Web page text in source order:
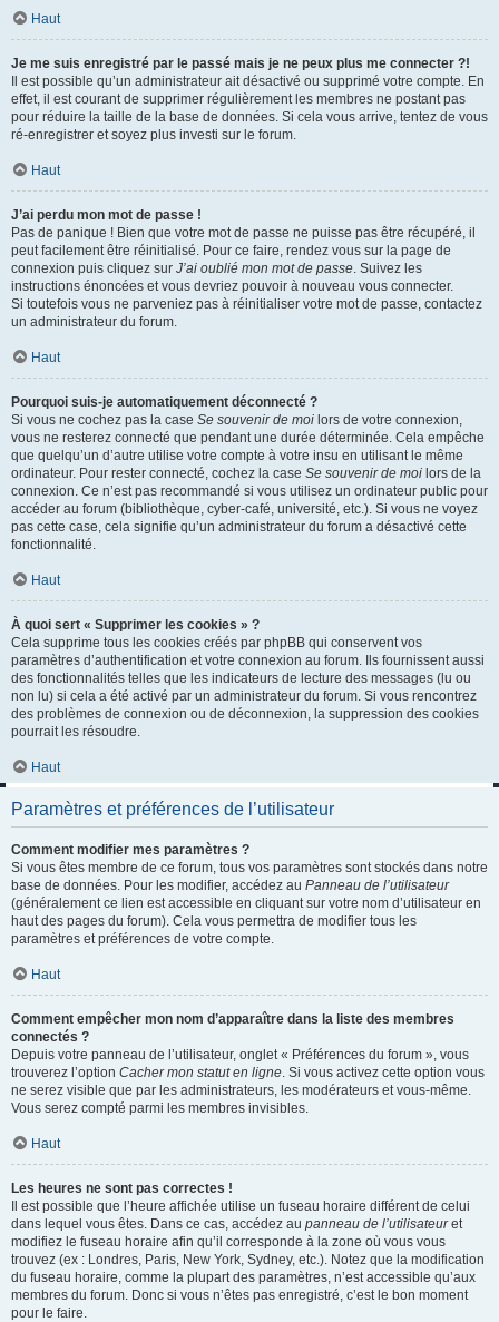
Haut
Je me suis enregistré par le passé mais je ne peux plus me connecter ?!
Il est possible qu’un administrateur ait désactivé ou supprimé votre compte. En
effet, il est courant de supprimer régulièrement les membres ne postant pas
pour réduire la taille de la base de données. Si cela vous arrive, tentez de vous
ré-enregistrer et soyez plus investi sur le forum.
Haut
J’ai perdu mon mot de passe !
Pas de panique ! Bien que votre mot de passe ne puisse pas être récupéré, il
peut facilement être réinitialisé. Pour ce faire, rendez vous sur la page de
connexion puis cliquez sur J’ai oublié mon mot de passe . Suivez les
instructions énoncées et vous devriez pouvoir à nouveau vous connecter.
Si toutefois vous ne parveniez pas à réinitialiser votre mot de passe, contactez
un administrateur du forum.
Haut
Pourquoi suis-je automatiquement déconnecté ?
Si vous ne cochez pas la case Se souvenir de moi lors de votre connexion,
vous ne resterez connecté que pendant une durée déterminée. Cela empêche
que quelqu’un d’autre utilise votre compte à votre insu en utilisant le même
ordinateur. Pour rester connecté, cochez la case Se souvenir de moi lors de la
connexion. Ce n’est pas recommandé si vous utilisez un ordinateur public pour
accéder au forum (bibliothèque, cyber-café, université, etc.). Si vous ne voyez
pas cette case, cela signifie qu’un administrateur du forum a désactivé cette
fonctionnalité.
Haut
À quoi sert « Supprimer les cookies » ?
Cela supprime tous les cookies créés par phpBB qui conservent vos
paramètres d’authentification et votre connexion au forum. Ils fournissent aussi
des fonctionnalités telles que les indicateurs de lecture des messages (lu ou
non lu) si cela a été activé par un administrateur du forum. Si vous rencontrez
des problèmes de connexion ou de déconnexion, la suppression des cookies
pourrait les résoudre.
Haut
Paramètres et préférences de l’utilisateur
Comment modifier mes paramètres ?
Si vous êtes membre de ce forum, tous vos paramètres sont stockés dans notre
base de données. Pour les modifier, accédez au Panneau de l’utilisateur
(généralement ce lien est accessible en cliquant sur votre nom d’utilisateur en
haut des pages du forum). Cela vous permettra de modifier tous les
paramètres et préférences de votre compte.
Haut
Comment empêcher mon nom d’apparaître dans la liste des membres
connectés ?
Depuis votre panneau de l’utilisateur, onglet « Préférences du forum », vous
trouverez l’option Cacher mon statut en ligne . Si vous activez cette option vous
ne serez visible que par les administrateurs, les modérateurs et vous-même.
Vous serez compté parmi les membres invisibles.
Haut
Les heures ne sont pas correctes !
Il est possible que l’heure affichée utilise un fuseau horaire différent de celui
dans lequel vous êtes. Dans ce cas, accédez au panneau de l’utilisateuret
modifiez le fuseau horaire afin qu’il corresponde à la zone où vous vous
trouvez (ex : Londres, Paris, New York, Sydney, etc.). Notez que la modification
du fuseau horaire, comme la plupart des paramètres, n’est accessible qu’aux
membres du forum. Donc si vous n’êtes pas enregistré, c’est le bon moment
pour le faire.